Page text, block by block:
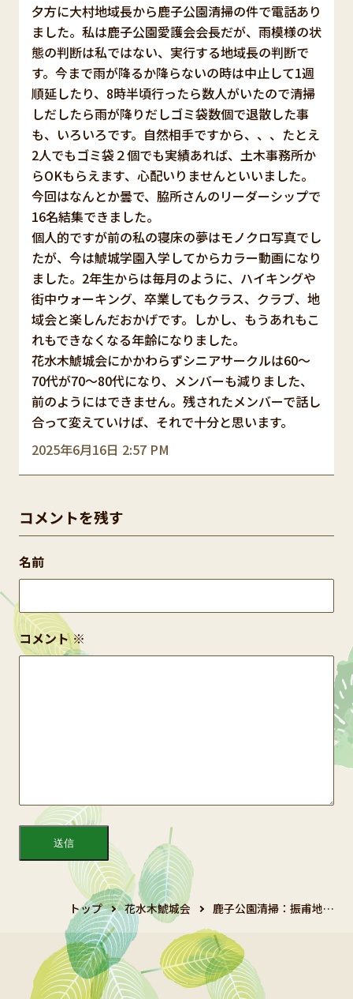
2025年6月16日 2:57 PM
夕方に大村地域長から鹿子公園清掃の件で電話あり
ました。私は鹿子公園愛護会会長だが、雨模様の状
態の判断は私ではない、実行する地域長の判断で
す。今まで雨が降るか降らないの時は中止して1週
順延したり、8時半頃行ったら数人がいたので清掃
しだしたら雨が降りだしゴミ袋数個で退散した事
も、いろいろです。自然相手ですから、、、たとえ
2人でもゴミ袋２個でも実績あれば、土木事務所か
らOKもらえます、心配いりませんといいました。
今回はなんとか曇で、脇所さんのリーダーシップで
16名結集できました。
個人的ですが前の私の寝床の夢はモノクロ写真でし
たが、今は鯱城学園入学してからカラー動画になり
ました。2年生からは毎月のように、ハイキングや
街中ウォーキング、卒業してもクラス、クラブ、地
域会と楽しんだおかげです。しかし、もうあれもこ
れもできなくなる年齢になりました。
花水木鯱城会にかかわらずシニアサークルは60～
70代が70～80代になり、メンバーも減りました、
前のようにはできません。残されたメンバーで話し
合って変えていけば、それで十分と思います。
コメントを残す
コメント※
名前
トップ 花水木鯱城会 鹿子公園清掃：振甫地…